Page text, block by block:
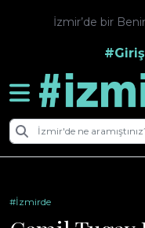
İzmir’de bir
#İzmirde